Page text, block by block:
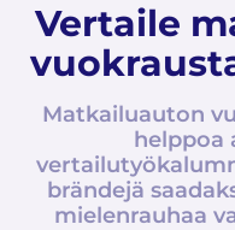
Vertaile
Matkailuauton
helppoa
brändejä
mielenrauhaa